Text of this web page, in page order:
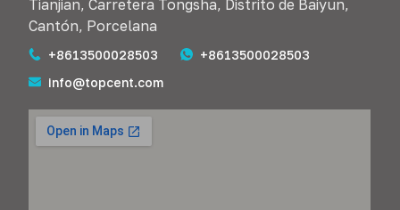
Tianjian, Carretera Tongsha, Distrito de Baiyun,
Cantón, Porcelana
+8613500028503
+8613500028503
info@topcent.com